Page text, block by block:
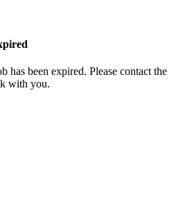
has been expired. Please contact the
with you.